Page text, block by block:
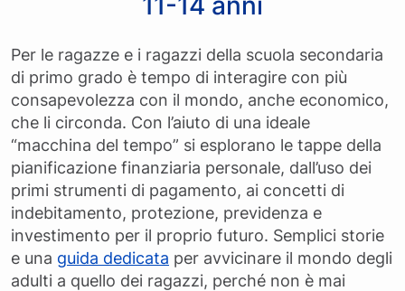
Per le ragazze e i ragazzi della scuola secondaria
di primo grado è tempo di interagire con più
consapevolezza con il mondo, anche economico,
che li circonda. Con l’aiuto di una ideale
“macchina del tempo” si esplorano le tappe della
pianificazione finanziaria personale, dall’uso dei
primi strumenti di pagamento, ai concetti di
indebitamento, protezione, previdenza e
investimento per il proprio futuro. Semplici storie
e una guida dedicata per avvicinare il mondo degli
adulti a quello dei ragazzi, perché non è mai